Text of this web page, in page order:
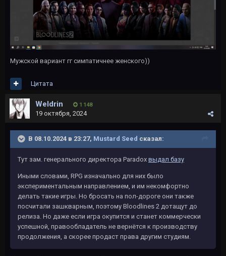
Мужской вариант гг симпатичнее женского))
Цитата
Weldrin 1 148
19 октября, 2024
В 08.10.2024 в 23:27, Mustard Seed сказал:
Тут зам. генерального директора Paradox выдал базу
Иными словами, RPG изначально для них было
экспериментальным направлением, и им некомфортно
делать такие игры. Но бросать на пол-дороге они также
посчитали зашкварным, поэтому Bloodlines 2 дотащут до
релиза. Но даже если игра окупится и станет коммерчески
успешной, правообладатель не вернётся к производству
продолжения, а скорее продаст права другим студиям.